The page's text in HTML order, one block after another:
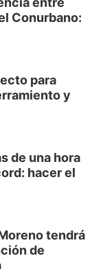
Conurbano:
para
y
de una hora
hacer el
tendrá
de